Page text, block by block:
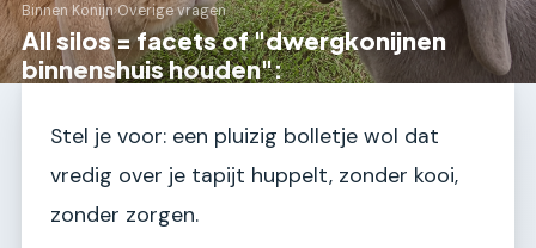
Binnen Konijn›Overige vragen
All silos = facets of "dwergkonijnen
binnenshuis houden":
Stel je voor: een pluizig bolletje wol dat
vredig over je tapijt huppelt, zonder kooi,
zonder zorgen.